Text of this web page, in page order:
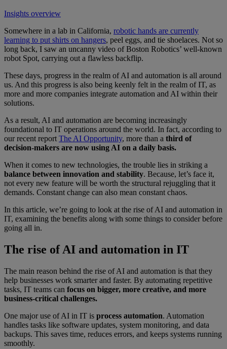
Insights overview
Somewhere in a lab in California, robotic hands are currently
learning to put shirts on hangers, peel eggs, and tie shoelaces. Not so
long back, I saw an uncanny video of Boston Robotics’ well-known
robot Spot, carrying out a flawless backflip.
These days, progress in the realm of AI and automation is all around
us. And this progress is also being keenly felt in the realm of IT, as
more and more companies integrate automation and AI within their
solutions.
As a result, AI and automation are becoming increasingly
foundational to IT operations around the world. In fact, according to
our recent report The AI Opportunity, more than a third of
decision-makers are now using AI on a daily basis.
When it comes to new technologies, the trouble lies in striking a
balance between innovation and stability. Because, let’s face it,
not every new feature will be worth the structural rejuggling that it
demands. Constant change can also mean constant chaos.
In this article, we’re going to look at the rise of AI and automation in
IT, examining the benefits along with some things to consider before
going all in.
The rise of AI and automation in IT
The main reason behind the rise of AI and automation is that they
help businesses work smarter and faster. By automating repetitive
tasks, IT teams can focus on bigger, more creative, and more
business-critical challenges.
One major use of AI in IT is process automation. Automation
handles tasks like software updates, system monitoring, and data
backups. This saves time, reduces errors, and keeps systems running
smoothly.